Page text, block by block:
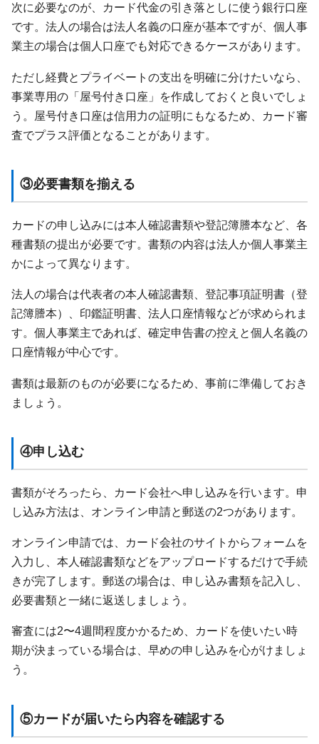
次に必要なのが、カード代金の引き落としに使う銀行口座
です。法人の場合は法人名義の口座が基本ですが、個人事
業主の場合は個人口座でも対応できるケースがあります。
ただし経費とプライベートの支出を明確に分けたいなら、
事業専用の「屋号付き口座」を作成しておくと良いでしょ
う。屋号付き口座は信用力の証明にもなるため、カード審
査でプラス評価となることがあります。
③必要書類を揃える
カードの申し込みには本人確認書類や登記簿謄本など、各
種書類の提出が必要です。書類の内容は法人か個人事業主
かによって異なります。
法人の場合は代表者の本人確認書類、登記事項証明書（登
記簿謄本）、印鑑証明書、法人口座情報などが求められま
す。個人事業主であれば、確定申告書の控えと個人名義の
口座情報が中心です。
書類は最新のものが必要になるため、事前に準備しておき
ましょう。
④申し込む
書類がそろったら、カード会社へ申し込みを行います。申
し込み方法は、オンライン申請と郵送の2つがあります。
オンライン申請では、カード会社のサイトからフォームを
入力し、本人確認書類などをアップロードするだけで手続
きが完了します。郵送の場合は、申し込み書類を記入し、
必要書類と一緒に返送しましょう。
審査には2〜4週間程度かかるため、カードを使いたい時
期が決まっている場合は、早めの申し込みを心がけましょ
う。
⑤カードが届いたら内容を確認する